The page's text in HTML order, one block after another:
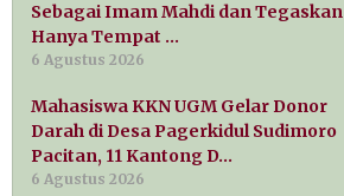
Sebagai Imam Mahdi dan Tegaskan
Hanya Tempat …
6 Agustus 2026
Mahasiswa KKN UGM Gelar Donor
Darah di Desa Pagerkidul Sudimoro
Pacitan, 11 Kantong D…
6 Agustus 2026